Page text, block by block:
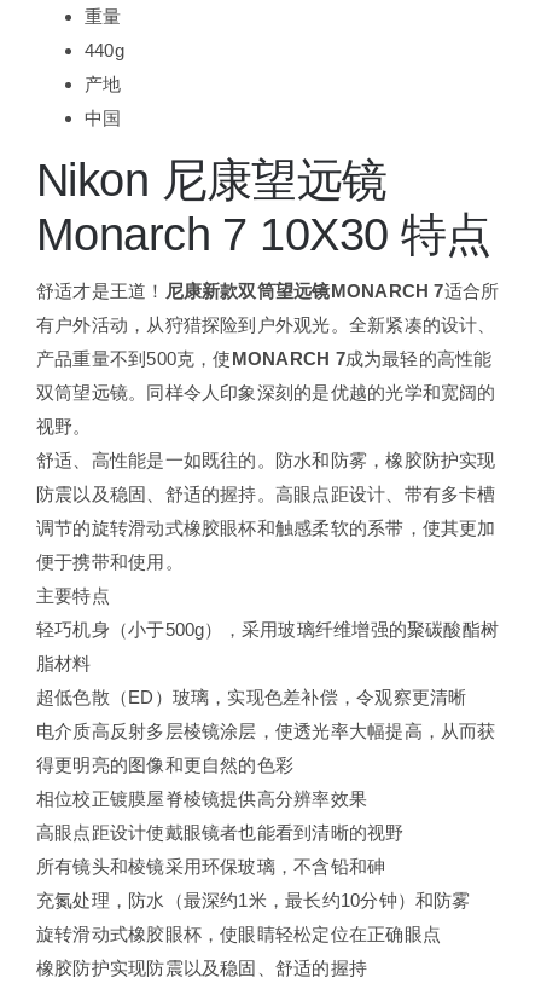
重量
440g
产地
中国
Nikon 尼康望远镜
Monarch 7 10X30 特点
舒适才是王道！ 尼康新款双筒望远镜MONARCH 7适合所
有户外活动，从狩猎探险到户外观光。全新紧凑的设计、
产品重量不到500克，使MONARCH 7成为最轻的高性能
双筒望远镜。同样令人印象深刻的是优越的光学和宽阔的
视野。
舒适、高性能是一如既往的。防水和防雾，橡胶防护实现
防震以及稳固、舒适的握持。高眼点距设计、带有多卡槽
调节的旋转滑动式橡胶眼杯和触感柔软的系带，使其更加
便于携带和使用。
主要特点
轻巧机身（小于500g），采用玻璃纤维增强的聚碳酸酯树
脂材料
超低色散（ED）玻璃，实现色差补偿，令观察更清晰
电介质高反射多层棱镜涂层，使透光率大幅提高，从而获
得更明亮的图像和更自然的色彩
相位校正镀膜屋脊棱镜提供高分辨率效果
高眼点距设计使戴眼镜者也能看到清晰的视野
所有镜头和棱镜采用环保玻璃，不含铅和砷
充氮处理，防水（最深约1米，最长约10分钟）和防雾
旋转滑动式橡胶眼杯，使眼睛轻松定位在正确眼点
橡胶防护实现防震以及稳固、舒适的握持